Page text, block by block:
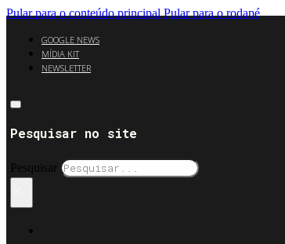
Pular para o conteúdo principal Pular para o rodapé
GOOGLE NEWS
MÍDIA KIT
NEWSLETTER
Pesquisar no site
Pesquisar